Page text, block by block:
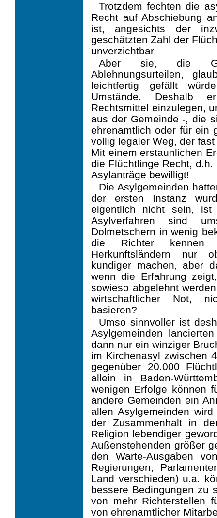
Trotzdem fechten die
Recht auf Abschiebung
ist, angesichts der
geschätzten Zahl der
unverzichtbar.
Aber sie, die
Ablehnungsurteilen,
leichtfertig gefällt
Umstände. Deshalb
Rechtsmittel einzulegen,
aus­ der Gemeinde -, die
ehrenamtlich oder für ein
völlig legaler Weg, der
Mit einem erstaunlichen
die Flüchtlinge Recht,
Asylanträge bewilligt!
Die Asylgemeinden
der ersten Instanz
eigentlich nicht sein, ist
Asylverfahren sind
Dolmetschern in wenig
die Richter kennen
Herkunftsländern nur
kundiger machen, aber
wenn die Erfahrung
sowieso abgelehnt
wirtschaftlicher Not,
basieren?
Umso sinnvoller ist
Asylgemeinden
dann nur ein winziger
im Kirchenasyl zwischen
gegenüber 20.000
allein in Baden-
wenigen Erfolge können
andere Gemeinden ein
allen Asylgemeinden
der Zusammenhalt in
Religion lebendiger
Außenstehenden größer
den Warte-Ausgaben
Regierungen,
Land verschieden) u.a.
bessere Bedingungen zu
von mehr Richterstellen
von ehrenamtlicher